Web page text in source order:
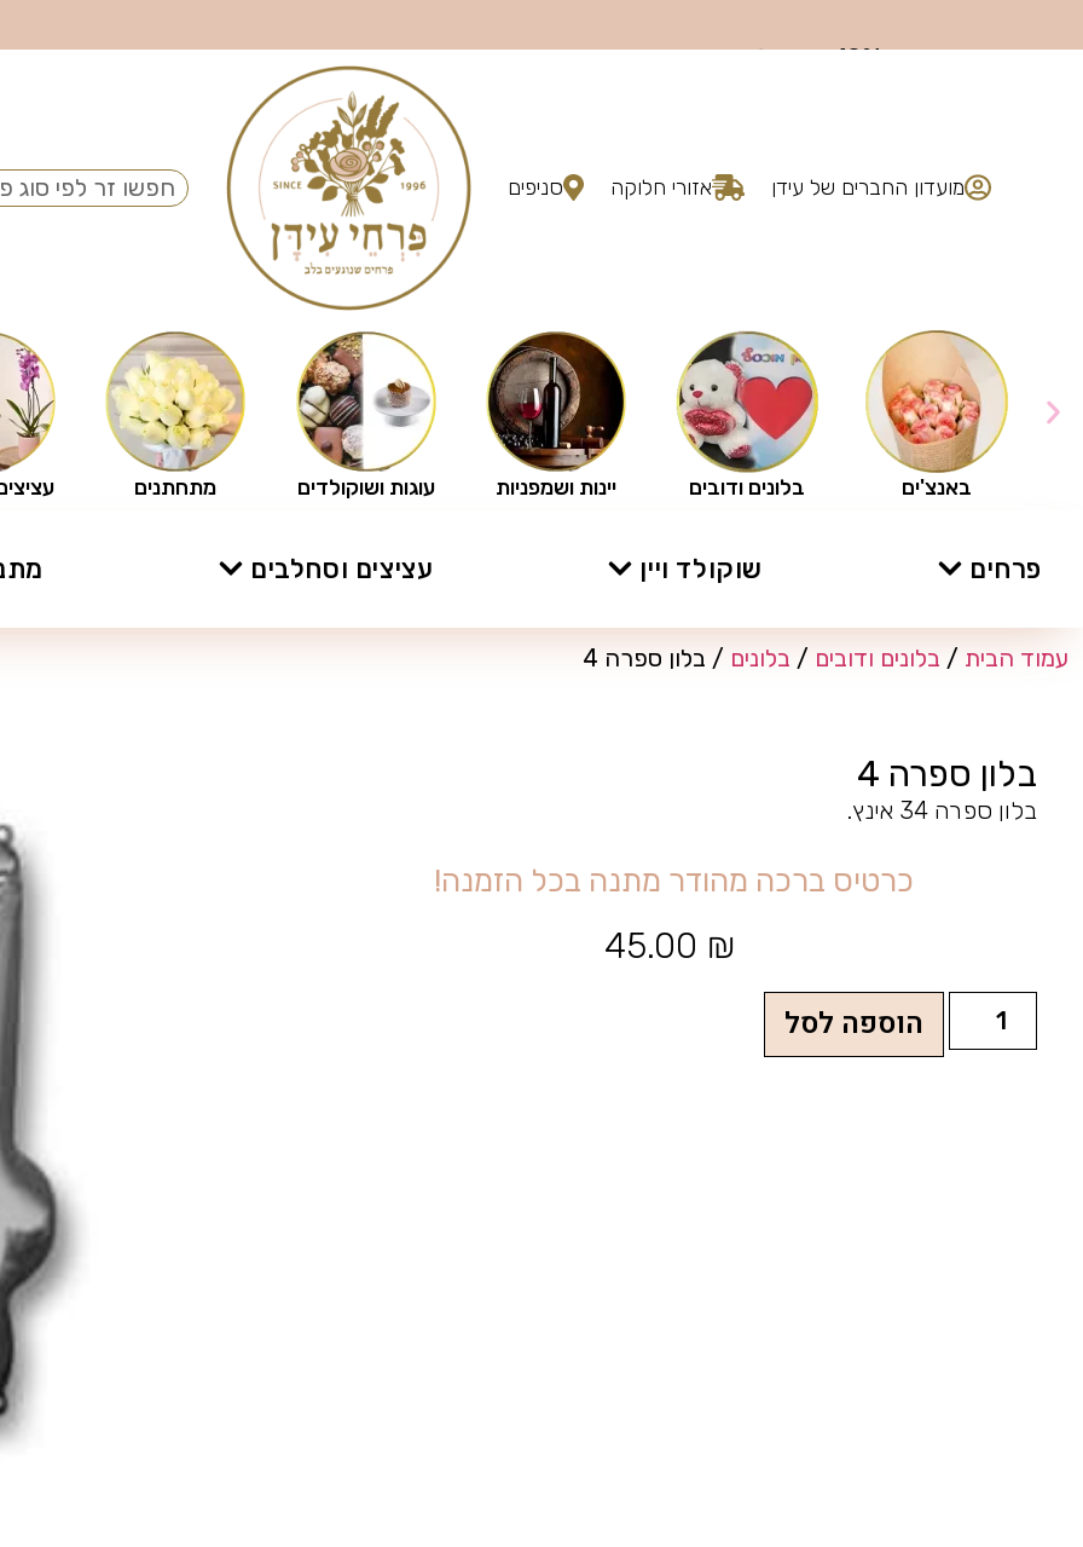
מועדון החברים של עידן אזורי חלוקה סניפים
מתחתנים עוגות ושוקולדים יינות ושמפניות בלונים ודובים באנצ'ים
פרחים שוקולד ויין עציצים וסחלבים
עמוד הבית / בלונים ודובים / בלונים / בלון ספרה 4
בלון ספרה 4
בלון ספרה 34 אינץ.
כרטיס ברכה מהודר מתנה בכל הזמנה!
45.00 ₪
הוספה לסל